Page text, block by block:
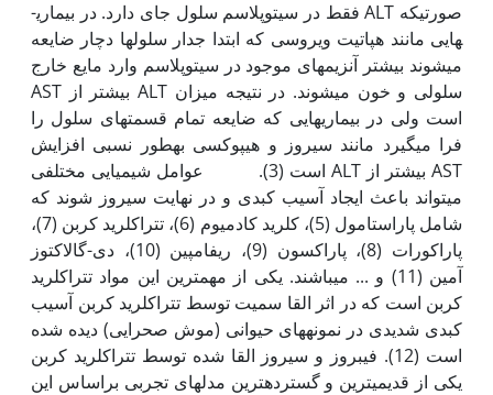
صورتی‏که ALT فقط در سیتوپلاسم سلول جای دارد. در بیماری­
هایی مانند هپاتیت ویروسی که ابتدا جدار سلول‏ها دچار ضایعه
می­شوند بیشتر آنزیم­های موجود در سیتوپلاسم وارد مایع خارج
سلولی و خون می­شوند. در نتیجه میزان ALT بیشتر از AST
است ولی در بیماری­هایی که ضایعه تمام قسمت­های سلول را
فرا می­گیرد مانند سیروز و هیپوکسی به‏طور نسبی افزایش
AST بیشتر از ALT است (3). عوامل شیمیایی مختلفی
می­تواند باعث ایجاد آسیب کبدی و در نهایت سیروز شوند که
شامل پاراستامول (5)، کلرید کادمیوم (6)، تتراکلرید ­کربن (7)،
پاراکورات (8)، پاراکسون (9)، ریفامپین (10)، دی-گالاکتوز
آمین (11) و ... می­باشند. یکی از مهم‏ترین این مواد تترا‏کلرید
کربن است که در اثر القا سمیت توسط تترا‏کلرید کربن آسیب
کبدی شدیدی در نمونه­های حیوانی (موش صحرایی‏) دیده شده
است (12). فیبروز و سیروز القا شده توسط تترا‏کلرید کربن
یکی از قدیمی­ترین و گسترده‏ترین مدل­های تجربی براساس این